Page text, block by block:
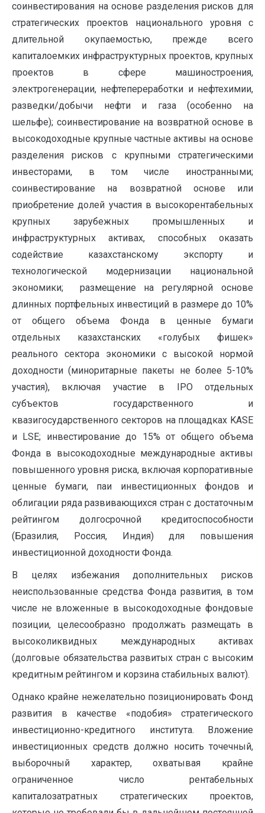
соинвестирования на основе разделения рисков для
стратегических проектов национального уровня с
длительной окупаемостью, прежде всего
капиталоемких инфраструктурных проектов, крупных
проектов в сфере машиностроения,
электрогенерации, нефтепереработки и нефтехимии,
разведки/добычи нефти и газа (особенно на
шельфе); соинвестирование на возвратной основе в
высокодоходные крупные частные активы на основе
разделения рисков с крупными стратегическими
инвесторами, в том числе иностранными;
соинвестирование на возвратной основе или
приобретение долей участия в высокорентабельных
крупных зарубежных промышленных и
инфраструктурных активах, способных оказать
содействие казахстанскому экспорту и
технологической модернизации национальной
экономики; размещение на регулярной основе
длинных портфельных инвестиций в размере до 10%
от общего объема Фонда в ценные бумаги
отдельных казахстанских «голубых фишек»
реального сектора экономики с высокой нормой
доходности (миноритарные пакеты не более 5-10%
участия), включая участие в IPO отдельных
субъектов государственного и
квазигосударственного секторов на площадках KASE
и LSE; инвестирование до 15% от общего объема
Фонда в высокодоходные международные активы
повышенного уровня риска, включая корпоративные
ценные бумаги, паи инвестиционных фондов и
облигации ряда развивающихся стран с достаточным
рейтингом долгосрочной кредитоспособности
(Бразилия, Россия, Индия) для повышения
инвестиционной доходности Фонда.
В целях избежания дополнительных рисков
неиспользованные средства Фонда развития, в том
числе не вложенные в высокодоходные фондовые
позиции, целесообразно продолжать размещать в
высоколиквидных международных активах
(долговые обязательства развитых стран с высоким
кредитным рейтингом и корзина стабильных валют).
Однако крайне нежелательно позиционировать Фонд
развития в качестве «подобия» стратегического
инвестиционно-кредитного института. Вложение
инвестиционных средств должно носить точечный,
выборочный характер, охватывая крайне
ограниченное число рентабельных
капиталозатратных стратегических проектов,